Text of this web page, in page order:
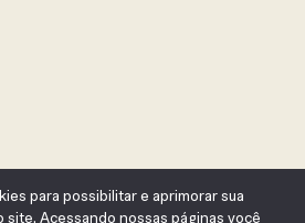
para possibilitar e aprimorar sua
site. Acessando nossas páginas você